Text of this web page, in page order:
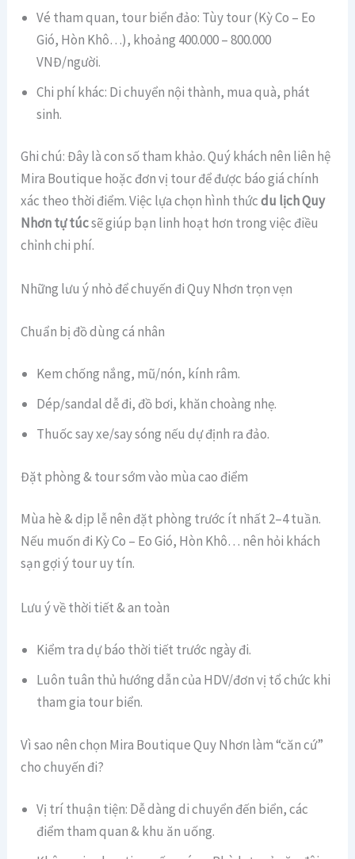
Vé tham quan, tour biển đảo: Tùy tour (Kỳ Co – Eo
Gió, Hòn Khô…), khoảng 400.000 – 800.000
VNĐ/người.
Chi phí khác: Di chuyển nội thành, mua quà, phát
sinh.
Ghi chú: Đây là con số tham khảo. Quý khách nên liên hệ
Mira Boutique hoặc đơn vị tour để được báo giá chính
xác theo thời điểm. Việc lựa chọn hình thứcdu lịch Quy
Nhơn tự túcsẽ giúp bạn linh hoạt hơn trong việc điều
chỉnh chi phí.
Những lưu ý nhỏ để chuyến đi Quy Nhơn trọn vẹn
Chuẩn bị đồ dùng cá nhân
Kem chống nắng, mũ/nón, kính râm.
Dép/sandal dễ đi, đồ bơi, khăn choàng nhẹ.
Thuốc say xe/say sóng nếu dự định ra đảo.
Đặt phòng & tour sớm vào mùa cao điểm
Mùa hè & dịp lễ nên đặt phòng trước ít nhất 2–4 tuần.
Nếu muốn đi Kỳ Co – Eo Gió, Hòn Khô… nên hỏi khách
sạn gợi ý tour uy tín.
Lưu ý về thời tiết & an toàn
Kiểm tra dự báo thời tiết trước ngày đi.
Luôn tuân thủ hướng dẫn của HDV/đơn vị tổ chức khi
tham gia tour biển.
Vì sao nên chọn Mira Boutique Quy Nhơn làm “căn cứ”
cho chuyến đi?
Vị trí thuận tiện: Dễ dàng di chuyển đến biển, các
điểm tham quan & khu ăn uống.